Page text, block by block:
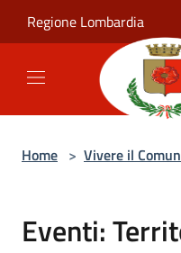
Regione Lombardia
Home > Vivere il
Eventi: